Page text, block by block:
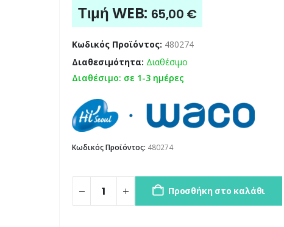
Τιμή WEB: 65,00 €
Κωδικός Προϊόντος: 480274
Διαθεσιμότητα: Διαθέσιμο
Διαθέσιμο: σε 1-3 ημέρες
Κωδικός Προϊόντος: 480274
Προσθήκη στο καλάθι